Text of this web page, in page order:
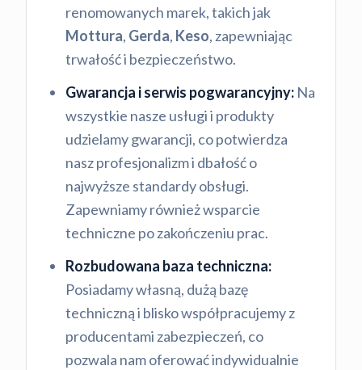
renomowanych marek, takich jak
Mottura, Gerda, Keso, zapewniając
trwałość i bezpieczeństwo.
Gwarancja i serwis pogwarancyjny: Na
wszystkie nasze usługi i produkty
udzielamy gwarancji, co potwierdza
nasz profesjonalizm i dbałość o
najwyższe standardy obsługi.
Zapewniamy również wsparcie
techniczne po zakończeniu prac.
Rozbudowana baza techniczna:
Posiadamy własną, dużą bazę
techniczną i blisko współpracujemy z
producentami zabezpieczeń, co
pozwala nam oferować indywidualnie